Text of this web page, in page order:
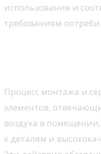
использования и
требованиям
Процесс монтажа и
элементов,
воздуха в
к деталям и